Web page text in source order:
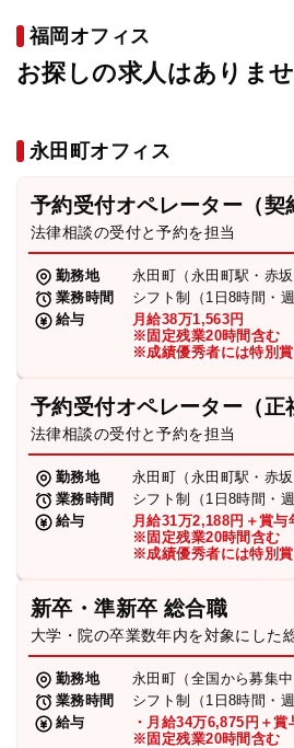
福岡オフィス
お探しの求人はありませ
永田町オフィス
予約受付オペレーター（契
法律相談の受付と予約を担当
勤務地
永田町（永田町駅・赤坂
業務時間
シフト制（1日8時間・週
給与
月給38万1,563円
※固定残業20時間含む
※成績優秀者には特別賞
予約受付オペレーター（正
法律相談の受付と予約を担当
勤務地
永田町（永田町駅・赤坂
業務時間
シフト制（1日8時間・週
給与
月給31万2,188円＋賞与
※固定残業20時間含む
※成績優秀者には特別賞
新卒・準新卒 総合職
大学・院の卒業数年内を対象にした
勤務地
永田町（全国から募集中
業務時間
シフト制（1日8時間・週
給与
・月給34万6,875円＋賞
※固定残業20時間含む